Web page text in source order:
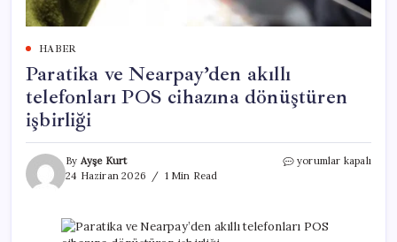
HABER
Paratika ve Nearpay’den akıllı
telefonları POS cihazına dönüştüren
işbirliği
By Ayşe Kurt
24 Haziran 2026
1 Min Read
Paratika
telefonları
yorumlar kapalı